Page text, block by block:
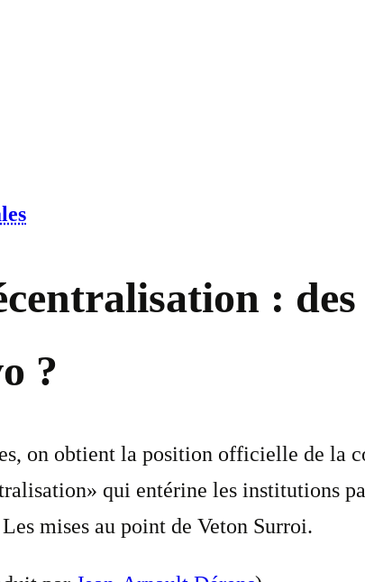
:
?
on obtient la position officielle de la
qui entérine les institutions
mises au point de Veton Surroi.